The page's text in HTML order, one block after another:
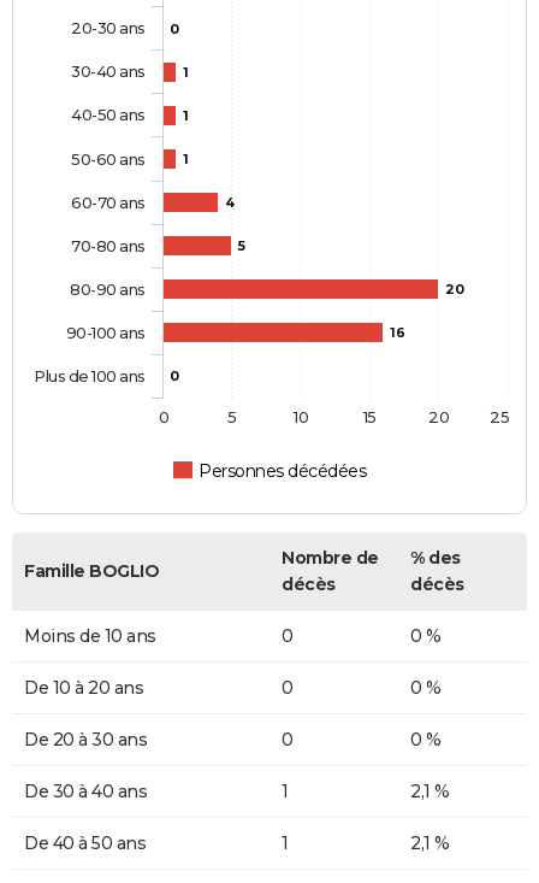
0
1
1
1
4
5
20
16
0
Personnes décédées
20-30 ans
30-40 ans
40-50 ans
50-60 ans
60-70 ans
70-80 ans
80-90 ans
90-100 ans
Plus de 100 ans
0 5 10 15 20 25
Famille BOGLIO
Nombre de
décès
% des
décès
Moins de 10 ans 0 0 %
De 10 à 20 ans 0 0 %
De 20 à 30 ans 0 0 %
De 30 à 40 ans 1 2,1 %
De 40 à 50 ans 1 2,1 %